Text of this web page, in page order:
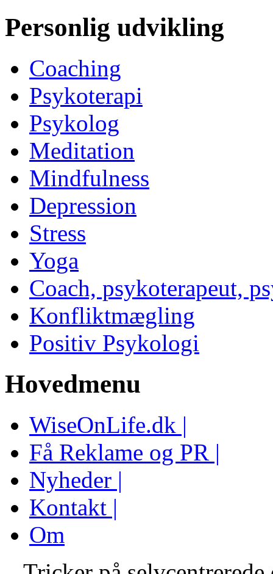
Personlig udvikling
Coaching
Psykoterapi
Psykolog
Meditation
Mindfulness
Depression
Stress
Yoga
Coach, psykoterapeut,
Konfliktmægling
Positiv Psykologi
Hovedmenu
WiseOnLife.dk |
Få Reklame og PR |
Nyheder |
Kontakt |
Om